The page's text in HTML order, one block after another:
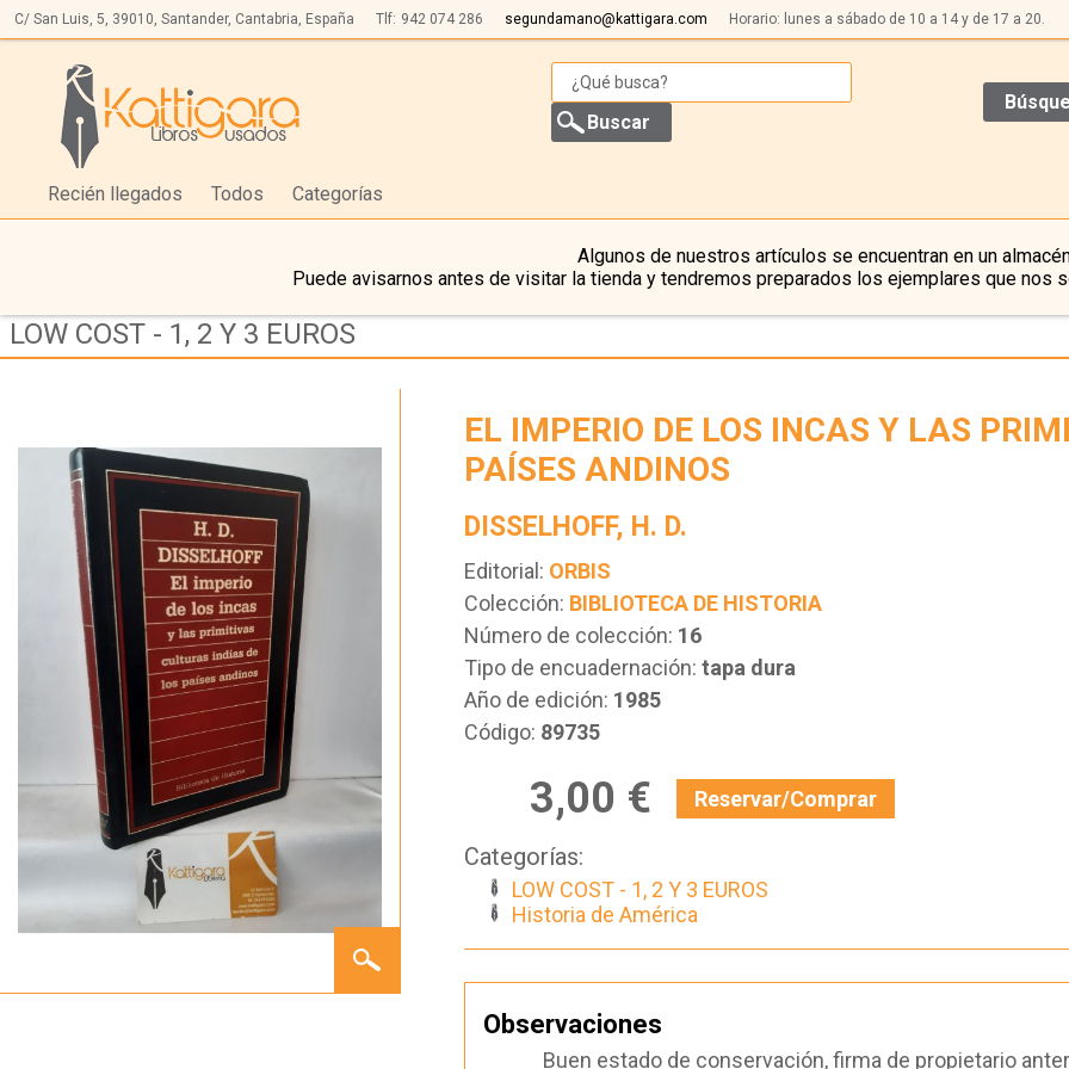
C/ San Luis, 5, 39010, Santander, Cantabria, España Tlf: 942 074 286 segundamano@kattigara.com Horario: lunes a sábado de 10 a 14 y de 17 a 20.
Recién llegados Todos Categorías
Algunos de nuestros artículos se encuentran en un
Puede avisarnos antes de visitar la tienda y tendremos preparados los ejemplares que nos
LOW COST - 1, 2 Y 3 EUROS
IMPERIO
EL IMPERIO DE LOS INCAS Y LAS
PAÍSES ANDINOS
DISSELHOFF, H. D.
Editorial: ORBIS
Colección: BIBLIOTECA DE HISTORIA
Número de colección: 16
Tipo de encuadernación: tapa dura
Año de edición: 1985
Código: 89735
3,00 € Reservar/Comprar
Categorías:
LOW COST - 1, 2 Y 3 EUROS
Historia de América
Observaciones
Buen estado de conservación, firma de propietario